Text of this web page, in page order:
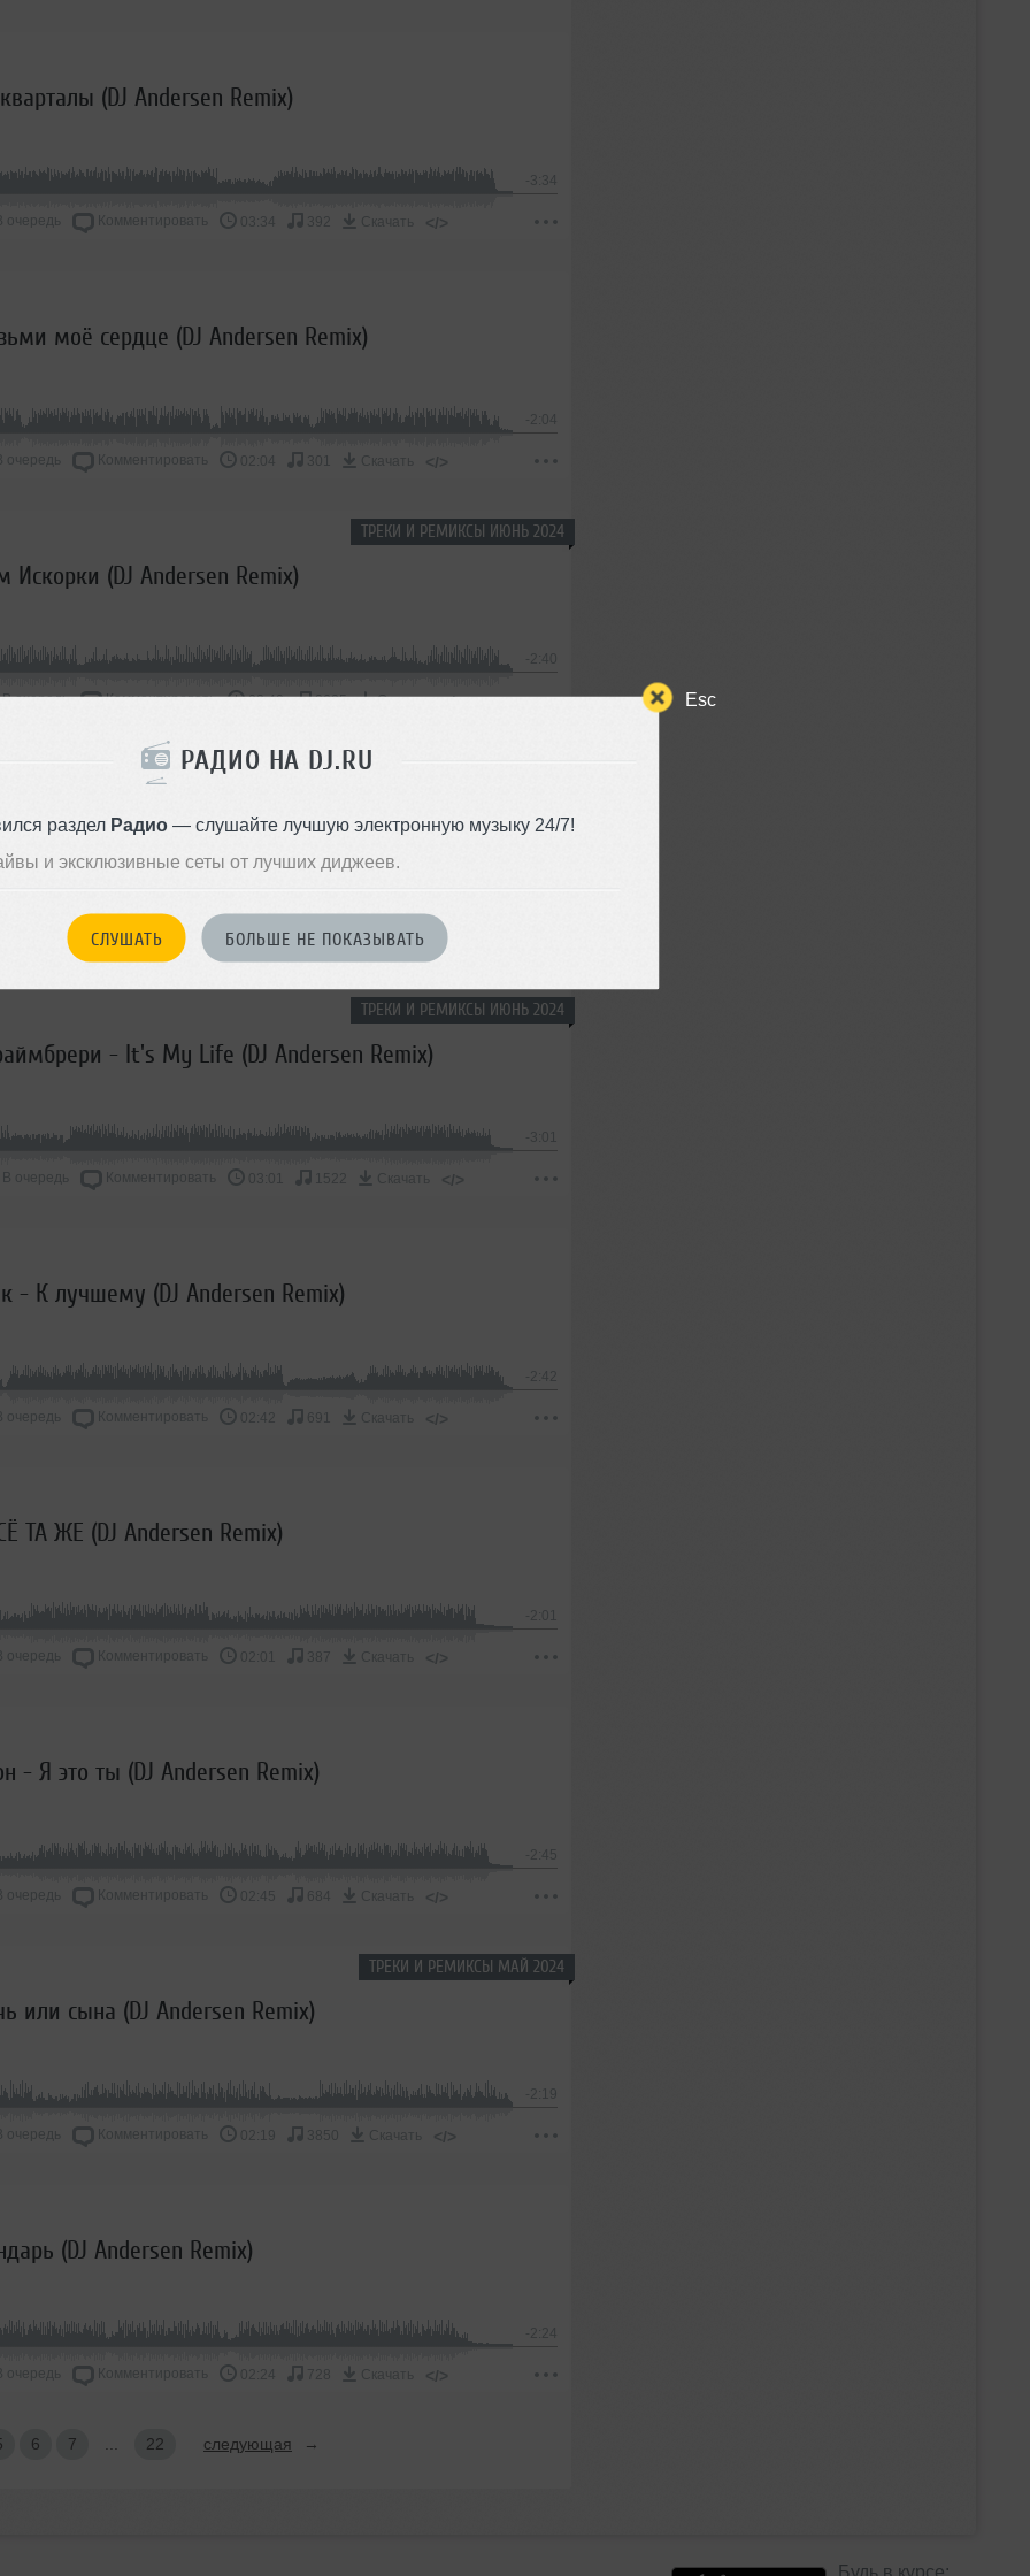
Esc
РАДИО НА DJ.RU
раздел Радио— слушайте лучшую электронную музыку 24/7!
и эксклюзивные сеты от лучших диджеев.
СЛУШАТЬ БОЛЬШЕ НЕ ПОКАЗЫВАТЬ
(DJ Andersen Remix)
-3:34
В очередь Комментировать 03:34 392 Скачать </>
моё сердце (DJ Andersen Remix)
-2:04
В очередь Комментировать 02:04 301 Скачать </>
ТРЕКИ И РЕМИКСЫ ИЮНЬ 2024
(DJ Andersen Remix)
-2:40
В очередь Комментировать 02:40 2625 Скачать </>
(DJ Andersen Remix)
Комментировать 02:48 762 Скачать </>
ТРЕКИ И РЕМИКСЫ ИЮНЬ 2024
- It's My Life (DJ Andersen Remix)
-3:01
В очередь Комментировать 03:01 1522 Скачать </>
- К лучшему (DJ Andersen Remix)
-2:42
В очередь Комментировать 02:42 691 Скачать </>
ТА ЖЕ (DJ Andersen Remix)
-2:01
В очередь Комментировать 02:01 387 Скачать </>
- Я это ты (DJ Andersen Remix)
-2:45
В очередь Комментировать 02:45 684 Скачать </>
ТРЕКИ И РЕМИКСЫ МАЙ 2024
или сына (DJ Andersen Remix)
-2:19
В очередь Комментировать 02:19 3850 Скачать </>
(DJ Andersen Remix)
-2:24
В очередь Комментировать 02:24 728 Скачать </>
6 7 22 следующая →